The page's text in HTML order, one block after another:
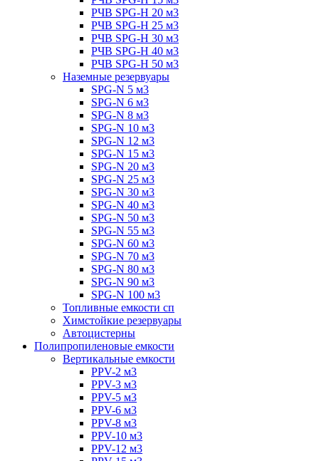
РЧВ SPG-H 20 м3
РЧВ SPG-H 25 м3
РЧВ SPG-H 30 м3
РЧВ SPG-H 40 м3
РЧВ SPG-H 50 м3
Наземные резервуары
SPG-N 5 м3
SPG-N 6 м3
SPG-N 8 м3
SPG-N 10 м3
SPG-N 12 м3
SPG-N 15 м3
SPG-N 20 м3
SPG-N 25 м3
SPG-N 30 м3
SPG-N 40 м3
SPG-N 50 м3
SPG-N 55 м3
SPG-N 60 м3
SPG-N 70 м3
SPG-N 80 м3
SPG-N 90 м3
SPG-N 100 м3
Топливные емкости сп
Химстойкие резервуары
Автоцистерны
Полипропиленовые емкости
Вертикальные емкости
PPV-2 м3
PPV-3 м3
PPV-5 м3
PPV-6 м3
PPV-8 м3
PPV-10 м3
PPV-12 м3